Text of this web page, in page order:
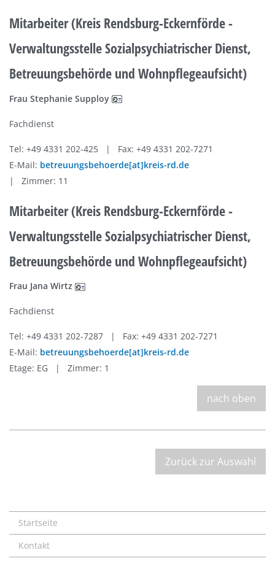
Mitarbeiter (Kreis Rendsburg-Eckernförde -
Verwaltungsstelle Sozialpsychiatrischer Dienst,
Betreuungsbehörde und Wohnpflegeaufsicht)
Frau Stephanie Supploy
Fachdienst
Tel: +49 4331 202-425 | Fax: +49 4331 202-7271
E-Mail: betreuungsbehoerde[at]kreis-rd.de
| Zimmer: 11
Mitarbeiter (Kreis Rendsburg-Eckernförde -
Verwaltungsstelle Sozialpsychiatrischer Dienst,
Betreuungsbehörde und Wohnpflegeaufsicht)
Frau Jana Wirtz
Fachdienst
Tel: +49 4331 202-7287 | Fax: +49 4331 202-7271
E-Mail: betreuungsbehoerde[at]kreis-rd.de
Etage: EG | Zimmer: 1
nach oben
Zurück zur Auswahl
Startseite
Kontakt